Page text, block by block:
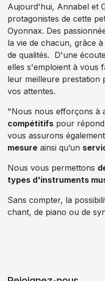
Aujourd'hui, Annabel et
protagonistes de cette
Oyonnax. Des
la vie de chacun, grâce
de qualités. D'une
elles s'emploient à vous
leur meilleure prestation
vos attentes.
"Nous nous efforçons à
compétitifs pour
vous assurons
mesure ainsi qu’un
Nous vous permettons
types d'instruments
Sans compter, la
chant, de piano ou de